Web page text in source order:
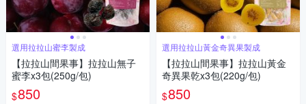
選用拉拉山蜜李製成
【拉拉山間果事】拉拉山無子
蜜李x3包(250g/包)
$850
選用拉拉山黃金奇異果製成
【拉拉山間果事】拉拉山黃金
奇異果乾x3包(220g/包)
$850